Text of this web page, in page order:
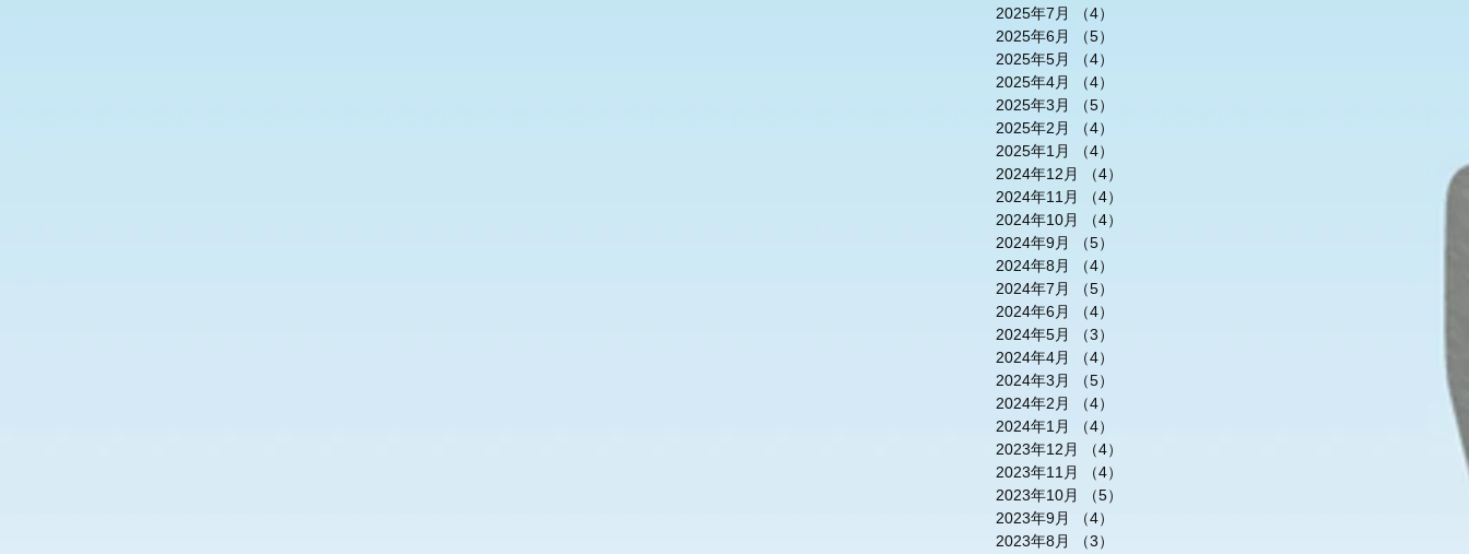
2025年7月
（4）
2025年6月
（5）
2025年5月
（4）
2025年4月
（4）
2025年3月
（5）
2025年2月
（4）
2025年1月
（4）
2024年12月
（4）
2024年11月
（4）
2024年10月
（4）
2024年9月
（5）
2024年8月
（4）
2024年7月
（5）
2024年6月
（4）
2024年5月
（3）
2024年4月
（4）
2024年3月
（5）
2024年2月
（4）
2024年1月
（4）
2023年12月
（4）
2023年11月
（4）
2023年10月
（5）
2023年9月
（4）
2023年8月
（3）